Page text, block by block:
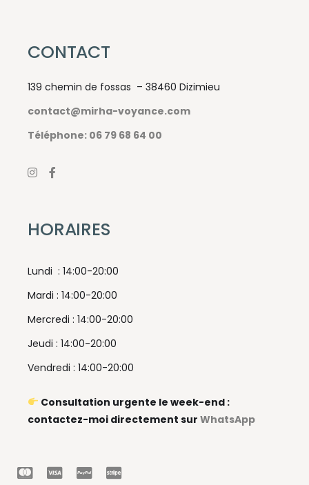
CONTACT
139 chemin de fossas – 38460 Dizimieu
contact@mirha-voyance.com
Téléphone: 06 79 68 64 00
HORAIRES
Lundi : 14:00-20:00
Mardi : 14:00-20:00
Mercredi : 14:00-20:00
Jeudi : 14:00-20:00
Vendredi : 14:00-20:00
Consultation urgente le week-end :
contactez-moi directement surWhatsApp